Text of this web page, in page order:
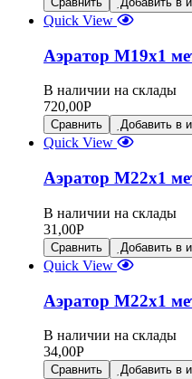
Quick View
Аэратор М19х1
В наличии на склады
720,00Р
Сравнить Добавить в
Quick View
Аэратор М22х1
В наличии на склады
31,00Р
Сравнить Добавить в
Quick View
Аэратор М22х1
В наличии на склады
34,00Р
Сравнить Добавить в